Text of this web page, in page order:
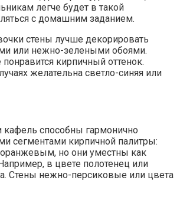
легче будет в такой
с домашним заданием.
стены лучше декорировать
или нежно-зелеными обоями.
кирпичный оттенок.
желательна светло-синяя или
кафель способны гармонично
сегментами кирпичной палитры:
но они уместны как
в цвете полотенец или
Стены нежно-персиковые или цвета